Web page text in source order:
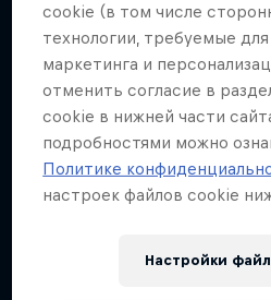
cookie (в том числе
технологии, требуемые
маркетинга и
отменить согласие в
cookie в нижней части
подробностями можно
Политике
настроек файлов cookie
Настройки